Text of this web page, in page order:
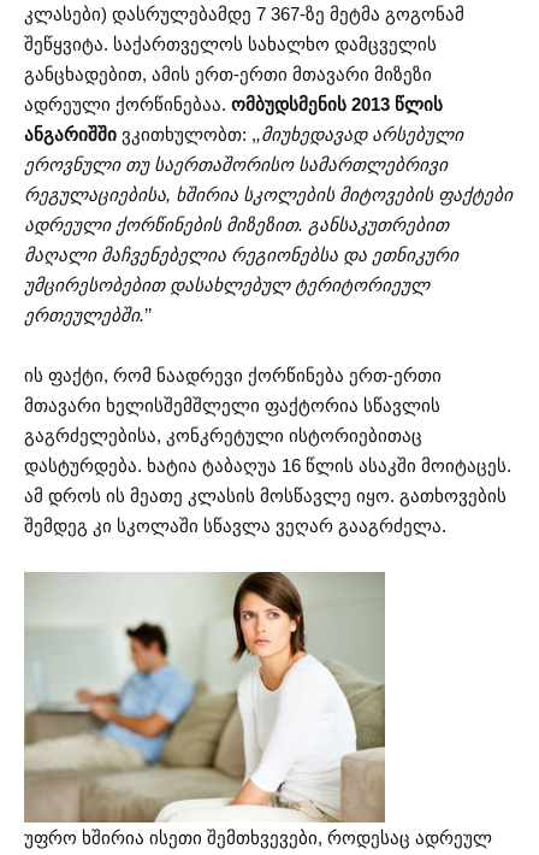
კლასები) დასრულებამდე 7 367-ზე მეტმა გოგონამ
შეწყვიტა. საქართველოს სახალხო დამცველის
განცხადებით, ამის ერთ-ერთი მთავარი მიზეზი
ადრეული ქორწინებაა. ომბუდსმენის 2013 წლის
ანგარიშში ვკითხულობთ: ,,მიუხედავად არსებული
ეროვნული თუ საერთაშორისო სამართლებრივი
რეგულაციებისა, ხშირია სკოლების მიტოვების ფაქტები
ადრეული ქორწინების მიზეზით. განსაკუთრებით
მაღალი მაჩვენებელია რეგიონებსა და ეთნიკური
უმცირესობებით დასახლებულ ტერიტორიეულ
ერთეულებში.’’
ის ფაქტი, რომ ნაადრევი ქორწინება ერთ-ერთი
მთავარი ხელისშემშლელი ფაქტორია სწავლის
გაგრძელებისა, კონკრეტული ისტორიებითაც
დასტურდება. ხატია ტაბაღუა 16 წლის ასაკში მოიტაცეს.
ამ დროს ის მეათე კლასის მოსწავლე იყო. გათხოვების
შემდეგ კი სკოლაში სწავლა ვეღარ გააგრძელა.
უფრო ხშირია ისეთი შემთხვევები, როდესაც ადრეულ